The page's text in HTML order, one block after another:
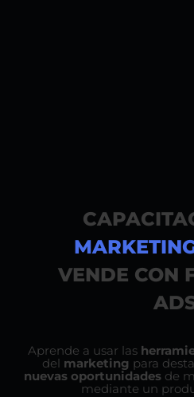
VENDE CON
Aprende a usar las
del marketing para
nuevas oportunidades de
mediante un